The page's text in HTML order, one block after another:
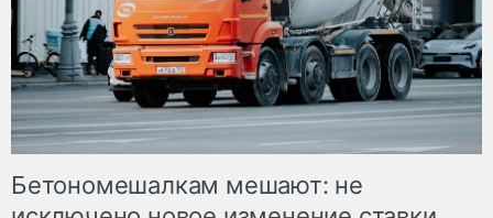
Бетономешалкам мешают: не